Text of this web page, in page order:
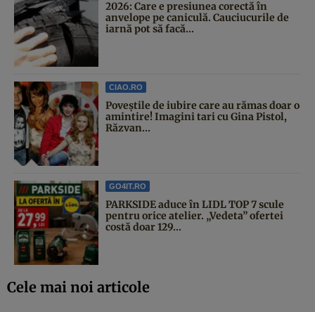
2026: Care e presiunea corectă în
anvelope pe caniculă. Cauciucurile de
iarnă pot să facă...
CIAO.RO
Poveştile de iubire care au rămas doar o
amintire! Imagini tari cu Gina Pistol,
Răzvan...
GO4IT.RO
PARKSIDE aduce în LIDL TOP 7 scule
pentru orice atelier. „Vedeta” ofertei
costă doar 129...
Cele mai noi articole